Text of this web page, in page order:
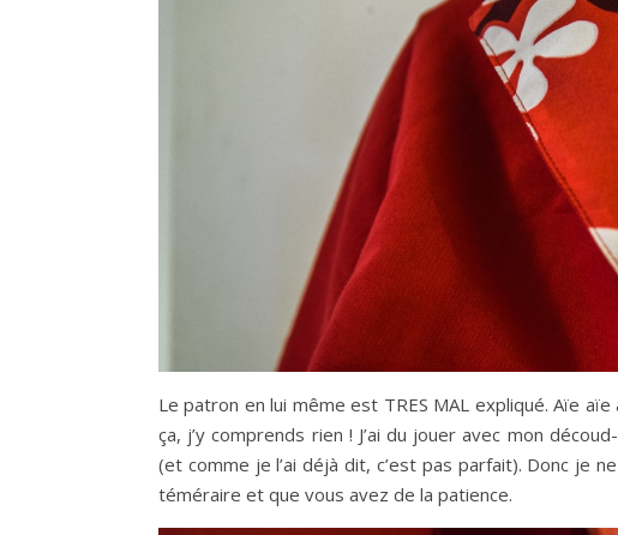
Le patron en lui même est TRES MAL expliqué. Aïe
ça, j’y comprends rien ! J’ai du jouer avec mon
(et comme je l’ai déjà dit, c’est pas parfait). Donc je
téméraire et que vous avez de la patience.